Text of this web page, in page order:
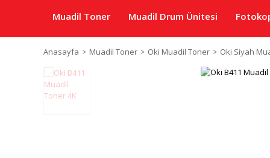
Muadil Toner Muadil Drum Ünitesi
Anasayfa Muadil Toner Oki Muadil Toner Oki Siyah